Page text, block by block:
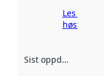
Les mer om
høsting her
Sist oppdatert